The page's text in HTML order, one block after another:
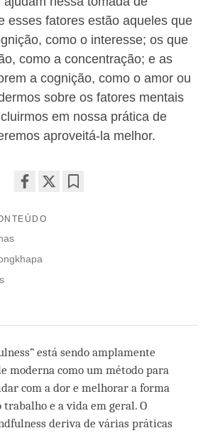
esses fatores estão aqueles que
como o interesse; os que
como a concentração; e as
a cognição, como o amor ou
sobre os fatores mentais
em nossa prática de
aproveitá-la melhor.
on
está sendo amplamente
moderna como um método para
com a dor e melhorar a forma
trabalho e a vida em geral. O
deriva de várias práticas